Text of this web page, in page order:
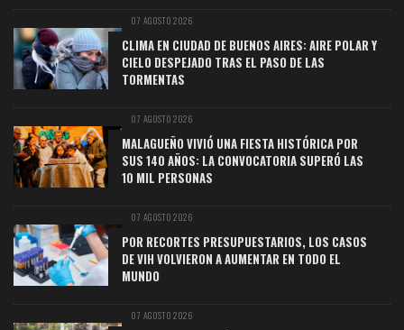
07 AGOSTO 2026
CLIMA EN CIUDAD DE BUENOS AIRES: AIRE POLAR Y
CIELO DESPEJADO TRAS EL PASO DE LAS
TORMENTAS
07 AGOSTO 2026
MALAGUEÑO VIVIÓ UNA FIESTA HISTÓRICA POR
SUS 140 AÑOS: LA CONVOCATORIA SUPERÓ LAS
10 MIL PERSONAS
07 AGOSTO 2026
POR RECORTES PRESUPUESTARIOS, LOS CASOS
DE VIH VOLVIERON A AUMENTAR EN TODO EL
MUNDO
07 AGOSTO 2026